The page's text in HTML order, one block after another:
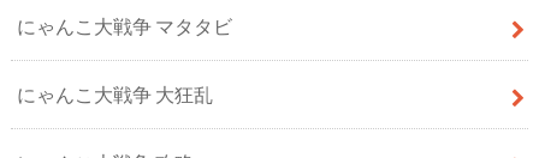
にゃんこ大戦争 マタタビ
にゃんこ大戦争 大狂乱